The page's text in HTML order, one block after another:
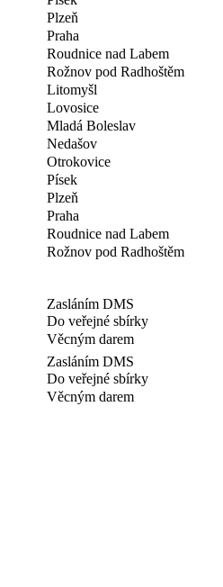
Plzeň
Praha
Roudnice nad Labem
Rožnov pod Radhoštěm
Litomyšl
Lovosice
Mladá Boleslav
Nedašov
Otrokovice
Písek
Plzeň
Praha
Roudnice nad Labem
Rožnov pod Radhoštěm
Zasláním DMS
Do veřejné sbírky
Věcným darem
Zasláním DMS
Do veřejné sbírky
Věcným darem